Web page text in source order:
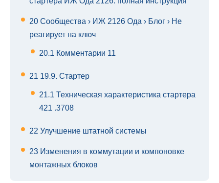
20 Сообщества › ИЖ 2126 Ода › Блог › Не
реагирует на ключ
20.1 Комментарии 11
21 19.9. Стартер
21.1 Техническая характеристика стартера
421 .3708
22 Улучшение штатной системы
23 Изменения в коммутации и компоновке
монтажных блоков